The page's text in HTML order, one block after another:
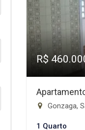
R$
Gonzaga,
1 Quarto